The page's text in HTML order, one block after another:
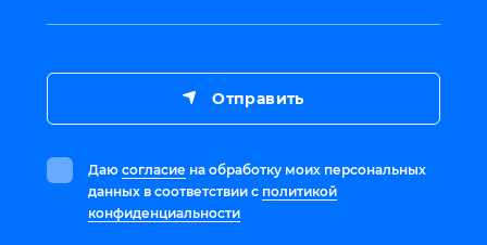
Даю согласие на обработку моих персональных
данных в соответствии с политикой
конфиденциальности
Отправить